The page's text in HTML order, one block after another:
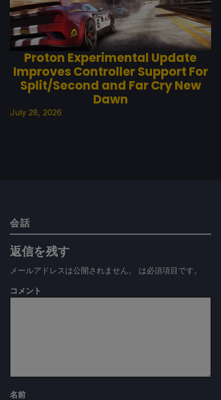
Proton Experimental Update
Improves Controller Support For
Split/Second and Far Cry New
Dawn
July 28, 2026
会話
返信を残す
メールアドレスは公開されません。 は必須項目です。
コメント
名前